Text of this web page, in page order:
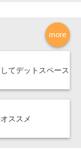
more
てデットスペース
ススメ